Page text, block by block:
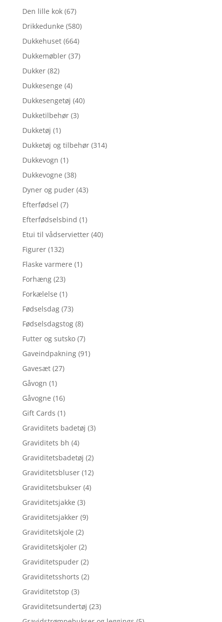
Den lille kok (67)
Drikkedunke (580)
Dukkehuset (664)
Dukkemøbler (37)
Dukker (82)
Dukkesenge (4)
Dukkesengetøj (40)
Dukketilbehør (3)
Dukketøj (1)
Dukketøj og tilbehør (314)
Dukkevogn (1)
Dukkevogne (38)
Dyner og puder (43)
Efterfødsel (7)
Efterfødselsbind (1)
Etui til vådservietter (40)
Figurer (132)
Flaske varmere (1)
Forhæng (23)
Forkælelse (1)
Fødselsdag (73)
Fødselsdagstog (8)
Futter og sutsko (7)
Gaveindpakning (91)
Gavesæt (27)
Gåvogn (1)
Gåvogne (16)
Gift Cards (1)
Graviditets badetøj (3)
Graviditets bh (4)
Graviditetsbadetøj (2)
Graviditetsbluser (12)
Graviditetsbukser (4)
Graviditetsjakke (3)
Graviditetsjakker (9)
Graviditetskjole (2)
Graviditetskjoler (2)
Graviditetspuder (2)
Graviditetsshorts (2)
Graviditetstop (3)
Graviditetsundertøj (23)